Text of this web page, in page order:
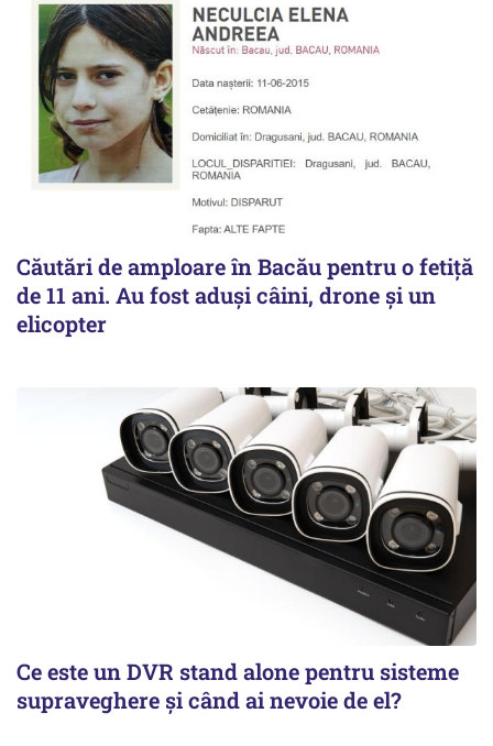
Căutări de amploare în Bacău pentru o fetiță
de 11 ani. Au fost aduși câini, drone și un
elicopter
Ce este un DVR stand alone pentru sisteme
supraveghere și când ai nevoie de el?